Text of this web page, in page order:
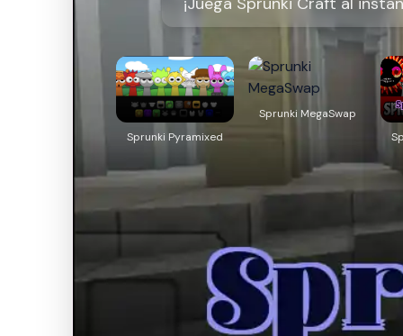
Sprunki Pyramixed
Sprunki MegaSwap